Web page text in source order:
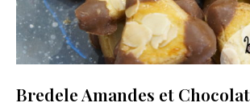
Bredele Amandes et Chocolat